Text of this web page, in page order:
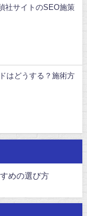
社サイトのSEO施策
はどうする？施術方
めの選び方